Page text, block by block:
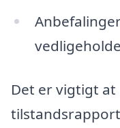
Det er vigtigt